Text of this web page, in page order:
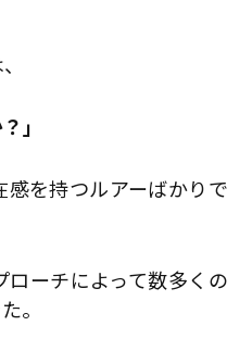
」
を持つルアーばかりで
ローチによって数多くの
。